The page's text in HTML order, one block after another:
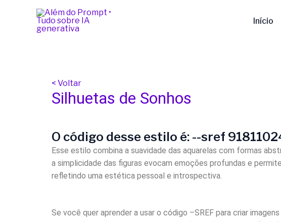
Início
< Voltar
Silhuetas de Sonhos
O código desse estilo é: --sref
Esse estilo combina a suavidade das aquarelas com formas
a simplicidade das figuras evocam emoções profundas e
refletindo uma estética pessoal e introspectiva.
Se você quer aprender a usar o código –SREF para criar